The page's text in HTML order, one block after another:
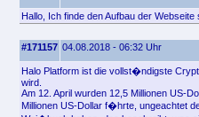
Hallo, Ich finde den Aufbau der Webseite
#171157 04.08.2018 - 06:32 Uhr
Halo Platform ist die vollst�ndigste
wird.
Am 12. April wurden 12,5 Millionen US-
Millionen US-Dollar f�hrte, ungeachtet